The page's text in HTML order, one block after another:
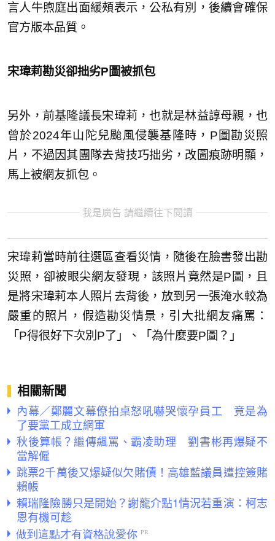
言人牛煦庭出面緩頰表示，公私有別，後續會確保
官方版本品質。
宋瑋莉勘災卻拙劣P圖被抓包
另外，前基隆議長宋瑋莉，也就是林益諄母親，也
曾於2024年山陀兒颱風侵襲基隆時，P圖勘災照
片，不過因其團隊去背技巧拙劣，改圖痕跡明顯，
馬上被網友抓包。
我是廣告 請繼續往下閱讀
宋瑋莉當時前往選區查看災情，隨後在臉書發出勘
災照，卻被眼尖網友發現，該照片竟然是P圖，且
是將宋瑋莉本人照片去背後，放到另一張淹水較為
嚴重的照片，假造勘災情景，引大批網友痛罵：
「P得很好下次別P了」、「為什麼要P圖？」
相關新聞
內幕／鄭麗文幕僚拍桌怒吼嚇哭懷孕員工 竟是為
了要黨工成立網軍
秋後算帳？繼傳飆罵、霸凌助理 劉書彬再爆疑不
當解僱
跳票2千萬後又爆疑似欠賭債！高雄藍議員遭控簽賭
賴帳
賴瑞隆險勝只是開始？謝龍介點1情況若重演：柯志
恩有機可趁